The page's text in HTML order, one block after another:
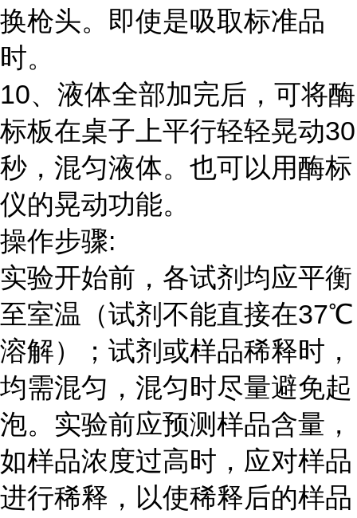
换枪头。即使是吸取标准品
时。
10、液体全部加完后，可将酶
标板在桌子上平行轻轻晃动30
秒，混匀液体。也可以用酶标
仪的晃动功能。
操作步骤:
实验开始前，各试剂均应平衡
至室温（试剂不能直接在37℃
溶解）；试剂或样品稀释时，
均需混匀，混匀时尽量避免起
泡。实验前应预测样品含量，
如样品浓度过高时，应对样品
进行稀释，以使稀释后的样品